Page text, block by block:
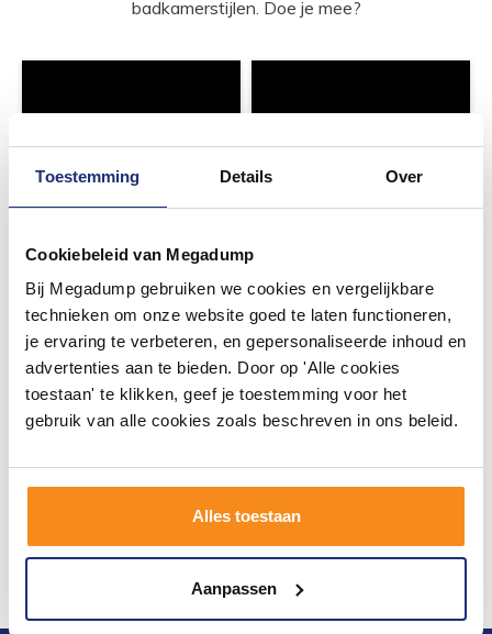
Toestemming Details Over
Cookiebeleid van Megadump
Bij Megadump gebruiken we cookies en vergelijkbare
technieken om onze website goed te laten functioneren,
je ervaring te verbeteren, en gepersonaliseerde inhoud en
advertenties aan te bieden. Door op 'Alle cookies
toestaan' te klikken, geef je toestemming voor het
gebruik van alle cookies zoals beschreven in ons beleid.
Alles toestaan
Aanpassen
badkamerstijlen. Doe je mee?